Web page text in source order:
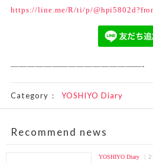
https://line.me/R/ti/p/
————————————————-
Category： YOSHIYO Diary
Recommend news
YOSHIYO Diary